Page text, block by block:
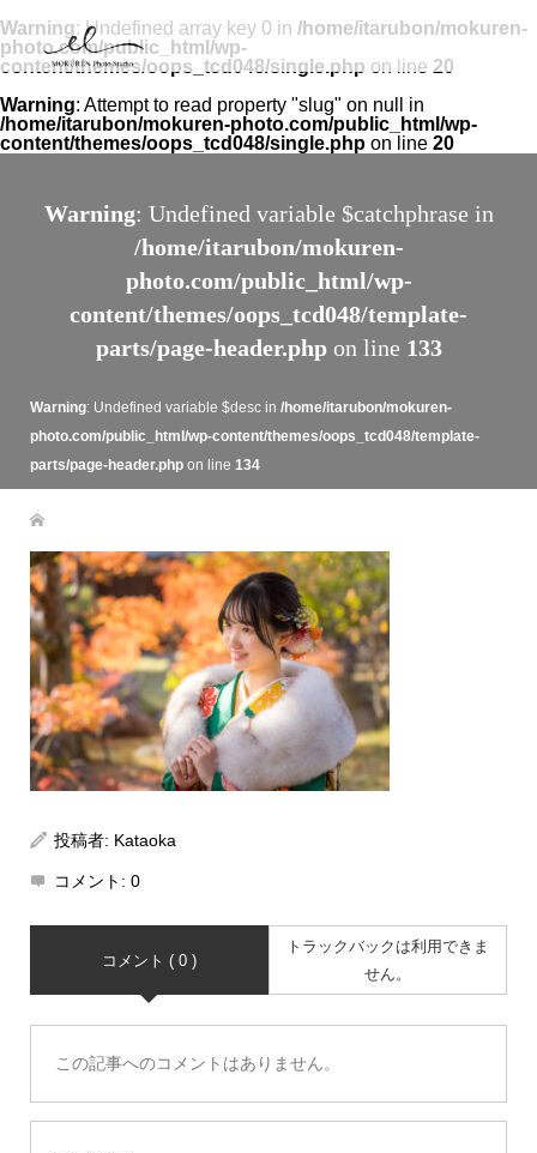
Warning: Undefined array key 0 in /home/itarubon/mokuren-
photo.com/public_html/wp-
content/themes/oops_tcd048/single.php on line 20
Warning: Attempt to read property "slug" on null in
/home/itarubon/mokuren-photo.com/public_html/wp-
content/themes/oops_tcd048/single.php on line 20
Warning: Undefined variable $catchphrase in
/home/itarubon/mokuren-
photo.com/public_html/wp-
content/themes/oops_tcd048/template-
parts/page-header.phpon line 133
Warning: Undefined variable $desc in /home/itarubon/mokuren-
photo.com/public_html/wp-content/themes/oops_tcd048/template-
parts/page-header.phpon line 134
投稿者: Kataoka
コメント: 0
コメント ( 0 )
トラックバックは利用できま
せん。
この記事へのコメントはありません。